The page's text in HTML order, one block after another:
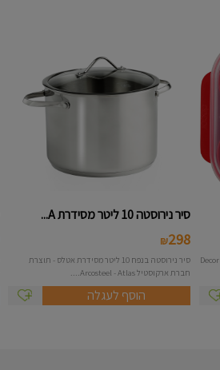
כלי להכנת ביצים עלומות במיקרוגל תוצרת חברת Decor
סיר נירוסטה 10 ליטר מסידרת A...
298
₪
סיר נירוסטה בנפח 10 ליטר מסידרת אטלס - תוצרת
חברת ארקוסטיל Arcosteel - Atlas....
הוסף לעגלה